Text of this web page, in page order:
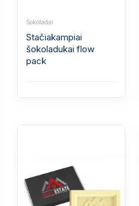
Šokoladai
Stačiakampiai
šokoladukai flow
pack